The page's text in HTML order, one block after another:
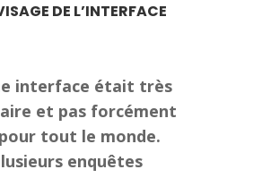
DE L’INTERFACE
interface était très
et pas forcément
tout le monde.
enquêtes